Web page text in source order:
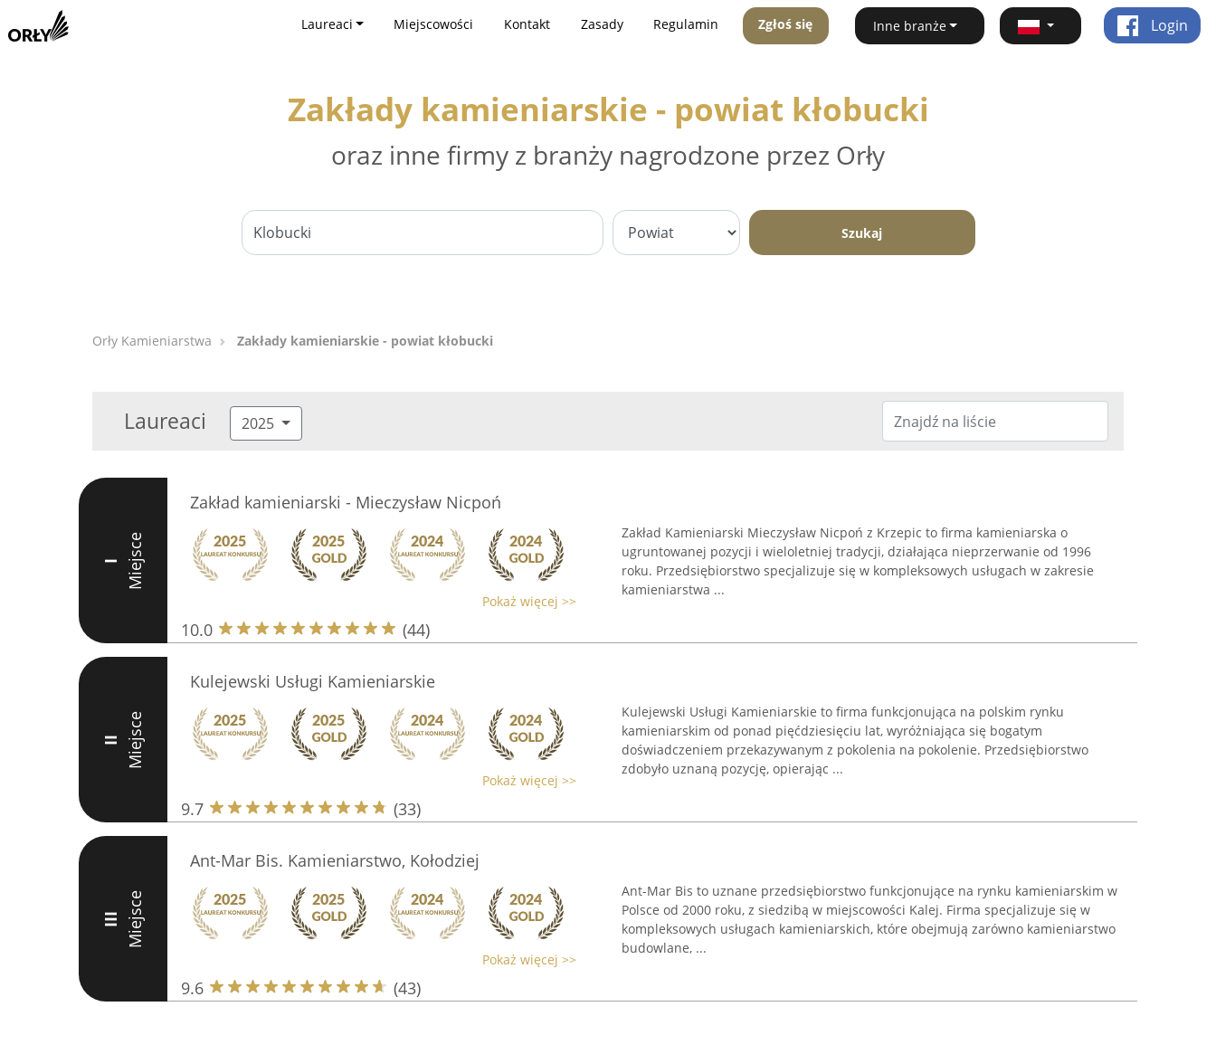
Laureaci Miejscowości Kontakt Zasady Regulamin Zgłoś się Inne branże Login
Zakłady kamieniarskie - powiat kłobucki
oraz inne firmy z branży nagrodzone przez Orły
Szukaj
Orły Kamieniarstwa Zakłady kamieniarskie - powiat kłobucki
Laureaci 2025
I Miejsce
Zakład kamieniarski - Mieczysław Nicpoń
Pokaż więcej >>
10.0 (44)
Zakład Kamieniarski Mieczysław Nicpoń z Krzepic to firma kamieniarska o
ugruntowanej pozycji i wieloletniej tradycji, działająca nieprzerwanie od 1996
roku. Przedsiębiorstwo specjalizuje się w kompleksowych usługach w zakresie
kamieniarstwa ...
II Miejsce
Kulejewski Usługi Kamieniarskie
Pokaż więcej >>
9.7 (33)
Kulejewski Usługi Kamieniarskie to firma funkcjonująca na polskim rynku
kamieniarskim od ponad pięćdziesięciu lat, wyróżniająca się bogatym
doświadczeniem przekazywanym z pokolenia na pokolenie. Przedsiębiorstwo
zdobyło uznaną pozycję, opierając ...
III Miejsce
Ant-Mar Bis. Kamieniarstwo, Kołodziej
Pokaż więcej >>
9.6 (43)
Ant-Mar Bis to uznane przedsiębiorstwo funkcjonujące na rynku kamieniarskim w
Polsce od 2000 roku, z siedzibą w miejscowości Kalej. Firma specjalizuje się w
kompleksowych usługach kamieniarskich, które obejmują zarówno kamieniarstwo
budowlane, ...